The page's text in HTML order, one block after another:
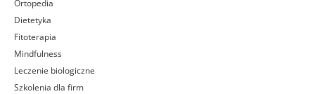
Ortopedia
Dietetyka
Fitoterapia
Mindfulness
Leczenie biologiczne
Szkolenia dla firm